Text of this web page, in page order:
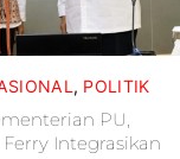
, POLITIK
PU,
Integrasikan